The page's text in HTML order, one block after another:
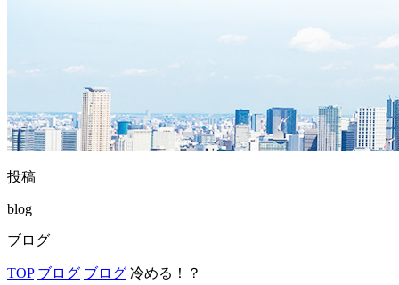
投稿
blog
ブログ
TOP ブログ ブログ 冷める！？